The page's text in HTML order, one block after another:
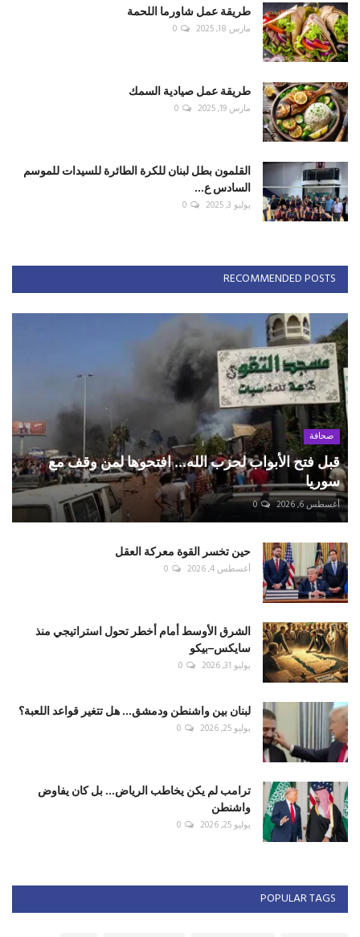
طريقة عمل شاورما اللحمة
مارس 18, 2025 0
طريقة عمل صيادية السمك
مارس 19, 2025 0
القلمون بطل لبنان للكرة الطائرة للسيدات للموسم
السادس ع...
يوليو 3, 2025 0
RECOMMENDED POSTS
صحافة
قبل فتح الأبواب لحزب الله... افتحوها لمن وقف مع
سوريا
أغسطس 6, 2026 0
حين تخسر القوة معركة العقل
أغسطس 4, 2026 0
الشرق الأوسط أمام أخطر تحول استراتيجي منذ
سايكس–بيكو
يوليو 31, 2026 0
لبنان بين واشنطن ودمشق... هل تتغير قواعد اللعبة؟
يوليو 25, 2026 0
ترامب لم يكن يخاطب الرياض... بل كان يفاوض
واشنطن
يوليو 25, 2026 0
POPULAR TAGS